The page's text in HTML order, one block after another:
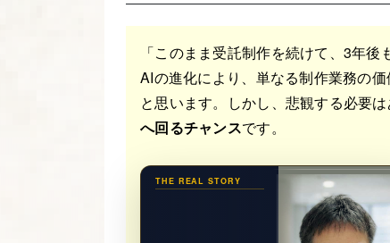
「このまま受託制作を続けて、3年後
AIの進化により、単なる制作業務の
と思います。しかし、悲観する必要
へ回るチャンスです。
THE REAL STORY